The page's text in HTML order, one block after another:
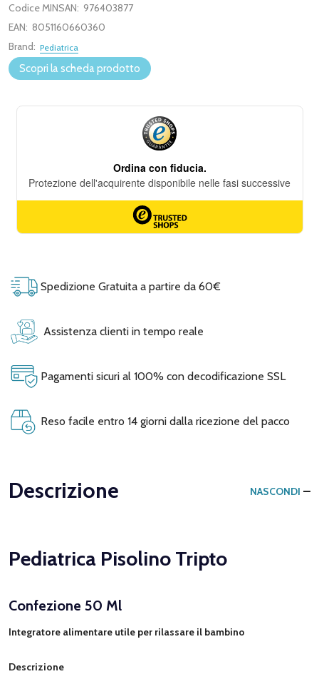
Codice MINSAN: 976403877
EAN: 8051160660360
Brand: Pediatrica
Scopri la scheda prodotto
Spedizione Gratuita a partire da 60€
Assistenza clienti in tempo reale
Pagamenti sicuri al 100% con decodificazione SSL
Reso facile entro 14 giorni dalla ricezione del pacco
Descrizione NASCONDI
Pediatrica Pisolino Tripto
Confezione 50 Ml
Integratore alimentare utile per rilassare il bambino
Descrizione